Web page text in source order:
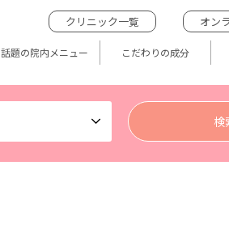
クリニック一覧 オン
話題の院内メニュー こだわりの成分